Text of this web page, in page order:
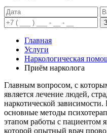
Главная
Услуги
Наркологическая
Приём нарколога
Главным вопросом, с
является лечение людей,
наркотической
основные методы
этапом работы с пациентом
которой опытный врач